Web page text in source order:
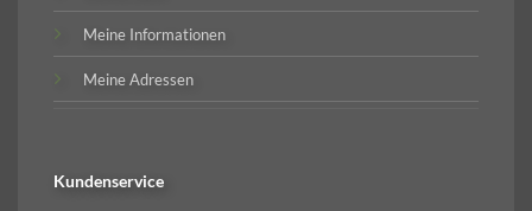
Meine Informationen
Meine Adressen
Kundenservice